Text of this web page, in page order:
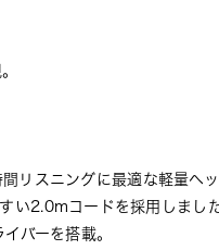
リスニングに最適な軽量ヘ
い2.0mコードを採用しました
バーを搭載。